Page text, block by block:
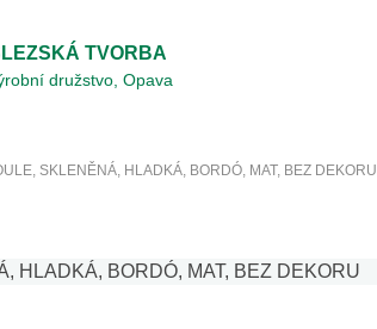
TVORBA
družstvo, Opava
SKLENĚNÁ, HLADKÁ, BORDÓ, MAT, BEZ DEKORU